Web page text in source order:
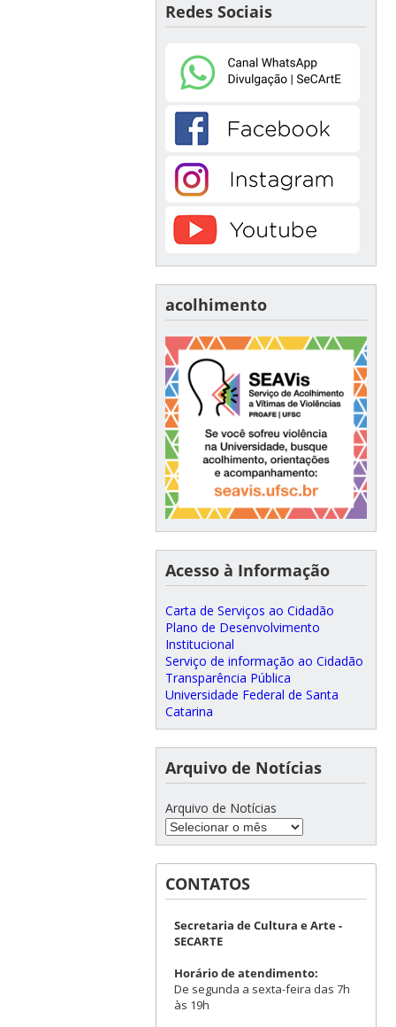
Redes Sociais
acolhimento
Acesso à Informação
Carta de Serviços ao Cidadão
Plano de Desenvolvimento
Institucional
Serviço de informação ao Cidadão
Transparência Pública
Universidade Federal de Santa
Catarina
Arquivo de Notícias
Arquivo de Notícias
CONTATOS
Secretaria de Cultura e Arte -
SECARTE
Horário de atendimento:
De segunda a sexta-feira das 7h
às 19h